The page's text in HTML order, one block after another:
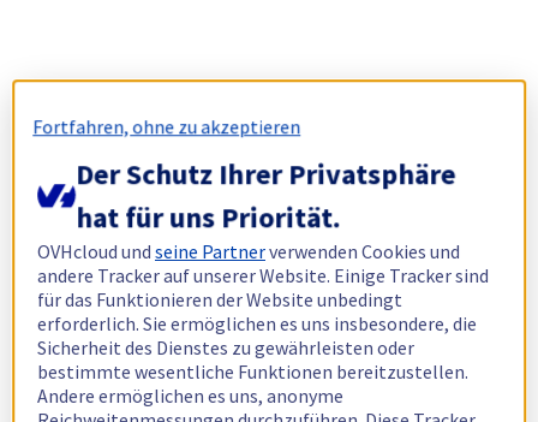
Fortfahren, ohne zu akzeptieren
Der Schutz Ihrer Privatsphäre
hat für uns Priorität.
OVHcloud undseine Partnerverwenden Cookies und
andere Tracker auf unserer Website. Einige Tracker sind
für das Funktionieren der Website unbedingt
erforderlich. Sie ermöglichen es uns insbesondere, die
Sicherheit des Dienstes zu gewährleisten oder
bestimmte wesentliche Funktionen bereitzustellen.
Andere ermöglichen es uns, anonyme